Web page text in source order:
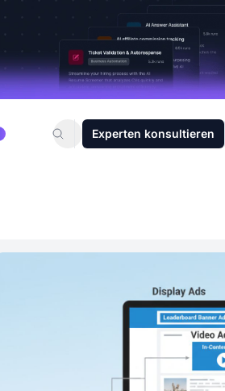
Experten konsultieren